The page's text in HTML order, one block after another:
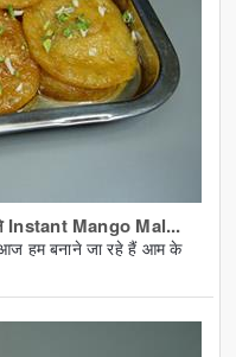
Instant Mango Mal...
हम बनाने जा रहे हैं आम के